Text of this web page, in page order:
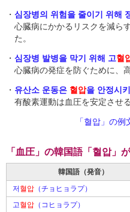
・ 심장병의 위험을 줄이기 위해
心臓病にかかるリスクを減ら
た。
・ 심장병 발병을 막기 위해 고혈
心臓病の発症を防ぐために、
・ 유산소 운동은 혈압을 안정시
有酸素運動は血圧を安定させ
「혈압」の
「血圧」の韓国語「혈압」
韓国語（発音）
저 혈압 （チョヒョラプ）
고혈압 （コヒョラプ）